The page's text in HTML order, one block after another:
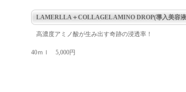
LAMERLLA＋COLLAGEL AMINO DROP(導入美容
高濃度アミノ酸が生み出す奇跡の浸透率！
40ｍｌ 5,000円